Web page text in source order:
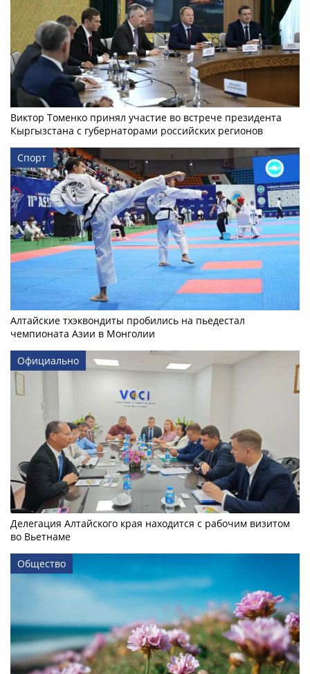
Виктор Томенко принял участие во встрече президента
Кыргызстана с губернаторами российских регионов
Спорт
Алтайские тхэквондиты пробились на пьедестал
чемпионата Азии в Монголии
Официально
Делегация Алтайского края находится с рабочим визитом
во Вьетнаме
Общество